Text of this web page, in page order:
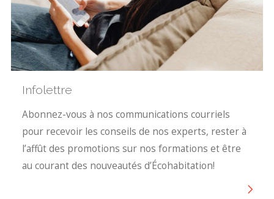
Infolettre
Abonnez-vous à nos communications courriels
pour recevoir les conseils de nos experts, rester à
l’affût des promotions sur nos formations et être
au courant des nouveautés d’Écohabitation!